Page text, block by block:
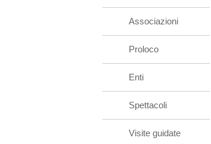
Associazioni
Proloco
Enti
Spettacoli
Visite guidate